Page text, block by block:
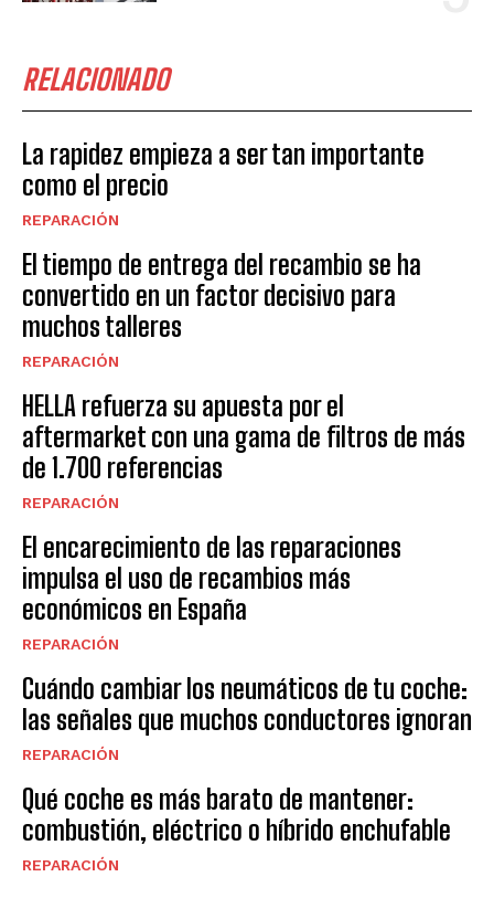
RELACIONADO
La rapidez empieza a ser tan importante
como el precio
REPARACIÓN
El tiempo de entrega del recambio se ha
convertido en un factor decisivo para
muchos talleres
REPARACIÓN
HELLA refuerza su apuesta por el
aftermarket con una gama de filtros de más
de 1.700 referencias
REPARACIÓN
El encarecimiento de las reparaciones
impulsa el uso de recambios más
económicos en España
REPARACIÓN
Cuándo cambiar los neumáticos de tu coche:
las señales que muchos conductores ignoran
REPARACIÓN
Qué coche es más barato de mantener:
combustión, eléctrico o híbrido enchufable
REPARACIÓN